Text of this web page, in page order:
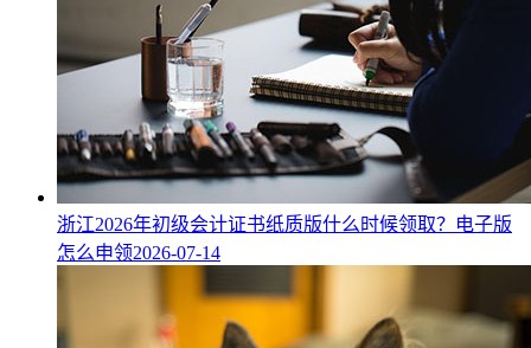
浙江2026年初级会计证书纸质版什么时候领取？电子版
怎么申领2026-07-14